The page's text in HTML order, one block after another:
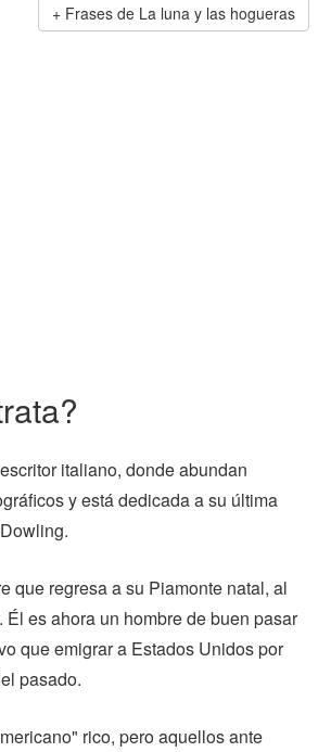
Frases de La luna y las hogueras
italiano, donde abundan
y está dedicada a su última
que regresa a su Piamonte natal, al
Él es ahora un hombre de buen pasar
que emigrar a Estados Unidos por
pasado.
rico, pero aquellos ante